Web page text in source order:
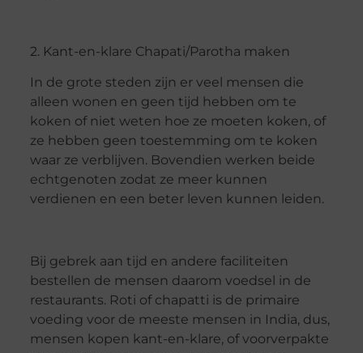
2. Kant-en-klare Chapati/Parotha maken
In de grote steden zijn er veel mensen die
alleen wonen en geen tijd hebben om te
koken of niet weten hoe ze moeten koken, of
ze hebben geen toestemming om te koken
waar ze verblijven. Bovendien werken beide
echtgenoten zodat ze meer kunnen
verdienen en een beter leven kunnen leiden.
Bij gebrek aan tijd en andere faciliteiten
bestellen de mensen daarom voedsel in de
restaurants. Roti of chapatti is de primaire
voeding voor de meeste mensen in India, dus,
mensen kopen kant-en-klare, of voorverpakte